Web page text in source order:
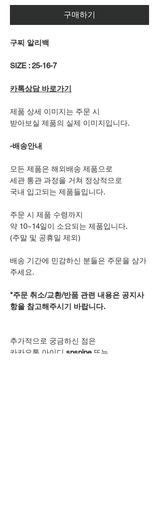
구매하기
구찌 알리백
SIZE : 25-16-7
카톡상담 바로가기
제품 상세 이미지는 주문 시
받아보실 제품의 실제 이미지입니다.
-배송안내
모든 제품은 해외배송 제품으로
세관 통관 과정을 거쳐 정상적으로
국내 입고되는 제품들입니다.
주문 시 제품 수령까지
약 10~14일이 소요되는 제품입니다.
(주말 및 공휴일 제외)
배송 기간에 민감하신 분들은 주문을 삼가
주세요.
*주문 취소/교환/반품 관련 내용은 공지사
항을 참고해주시기 바랍니다.
추가적으로 궁금하신 점은
카카오톡 아이디 spsnine또는